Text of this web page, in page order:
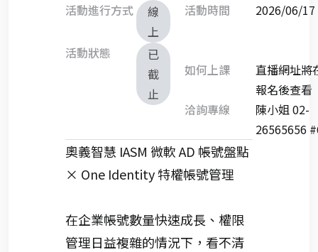
活動進行方式
線
上
活動狀態
已
截
止
活動時間 2026/06/17
如何上課
直播網址將
報名後查看
洽詢專線
陳小姐 02-
26565656
奧義智慧 IASM 微軟 AD 帳號盤點
× One Identity特權帳號管理
在企業帳號數量快速成長、權限
管理日益複雜的情況下，看不清